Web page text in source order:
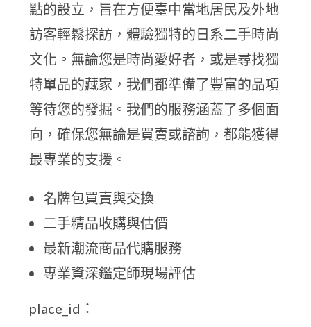
點的設立，旨在方便臺中當地居民及外地
訪客輕鬆探訪，體驗獨特的日系二手時尚
文化。無論您是時尚愛好者，或是尋找獨
特單品的藏家，我們都準備了豐富的品項
等待您的發掘。我們的服務涵蓋了多個面
向，確保您無論是買賣或諮詢，都能獲得
最專業的支援。
名牌包買賣與交換
二手精品收購與估價
最新潮流商品代購服務
專業資深鑑定師現場評估
place_id：